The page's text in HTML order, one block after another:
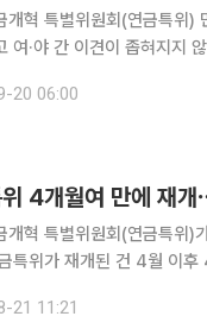
개혁 특별위원회(연금특위)
이견이 좁혀지지 않아서다. 20일 정치권에 따르면, 연금특위
구성을 확정하기로 했으나,
20 06:00
4개월여 만에 재
개혁 특별위원회(연금특위)
특위가 재개된 건 4월 이
하기로 했다. 단, 자문위에
21 11:21